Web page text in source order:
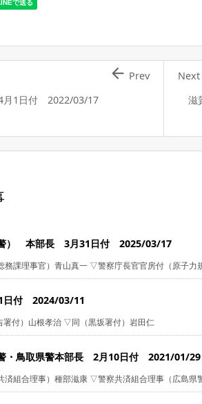
滋
Next
1日付 2022/03/17
 Prev
警） 本部長 3月31日付 2025/03/17
課理事官）青山真一 ▽警察庁長官官房付（原子力
日付 2024/03/11
付）山根孝治 ▽同（黒坂署付）岩田仁
・鳥取県警本部長 2月10日付 2021/01/29
組合理事）種部滋康 ▽警察共済組合理事（広島県